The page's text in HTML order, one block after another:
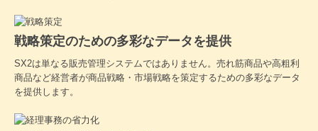
戦略策定のための多彩なデータを提供
SX2は単なる販売管理システムではありません。売れ筋商品や高粗利
商品など経営者が商品戦略・市場戦略を策定するための多彩なデータ
を提供します。